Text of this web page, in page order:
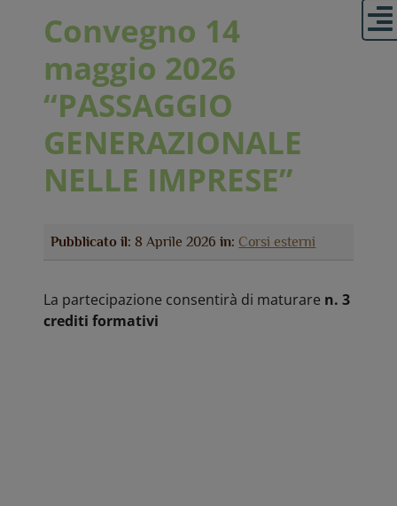
Convegno 14
maggio 2026
“PASSAGGIO
GENERAZIONALE
NELLE IMPRESE”
Pubblicato il: 8 Aprile 2026in: Corsi esterni
La partecipazione consentirà di maturare n. 3
crediti formativi